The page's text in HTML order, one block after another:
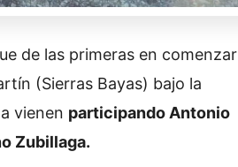
de las primeras en comenzar
(Sierras Bayas) bajo la
vienen participando Antonio
Zubillaga.